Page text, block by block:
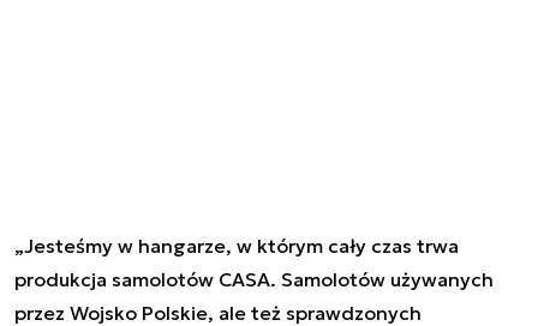
„Jesteśmy w hangarze, w którym cały czas trwa
produkcja samolotów CASA. Samolotów używanych
przez Wojsko Polskie, ale też sprawdzonych